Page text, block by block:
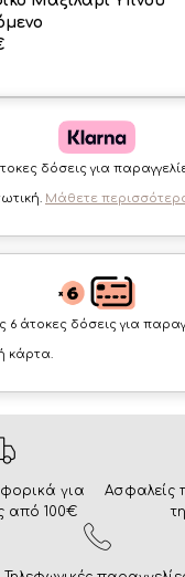
δόσεις για
Μάθετε
άτοκες δόσεις για
κάρτα.
για
από 100€
Ασφαλείς